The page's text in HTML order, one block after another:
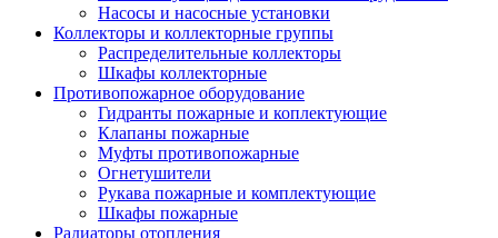
Насосы и насосные установки
Коллекторы и коллекторные группы
Распределительные коллекторы
Шкафы коллекторные
Противопожарное оборудование
Гидранты пожарные и коплектующие
Клапаны пожарные
Муфты противопожарные
Огнетушители
Рукава пожарные и комплектующие
Шкафы пожарные
Радиаторы отопления